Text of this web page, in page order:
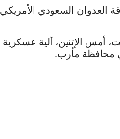
العدوان السعودي
أمس الإثنين، آلية عسكرية
محافظة مأرب.